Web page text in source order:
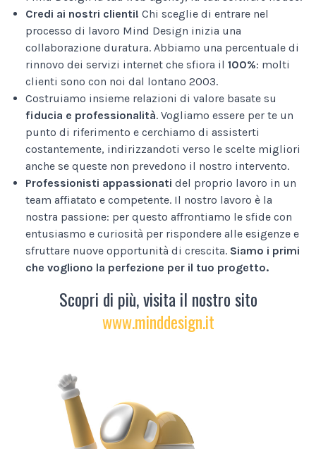
Credi ai nostri clienti! Chi sceglie di entrare nel
processo di lavoro Mind Design inizia una
collaborazione duratura. Abbiamo una percentuale di
rinnovo dei servizi internet che sfiora il 100%: molti
clienti sono con noi dal lontano 2003.
Costruiamo insieme relazioni di valore basate su
fiducia e professionalità. Vogliamo essere per te un
punto di riferimento e cerchiamo di assisterti
costantemente, indirizzandoti verso le scelte migliori
anche se queste non prevedono il nostro intervento.
Professionisti appassionati del proprio lavoro in un
team affiatato e competente. Il nostro lavoro è la
nostra passione: per questo affrontiamo le sfide con
entusiasmo e curiosità per rispondere alle esigenze e
sfruttare nuove opportunità di crescita. Siamo i primi
che vogliono la perfezione per il tuo progetto.
Scopri di più, visita il nostro sito
www.minddesign.it